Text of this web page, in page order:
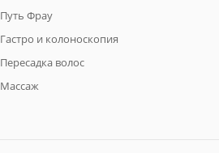
Путь Фрау
Гастро и колоноскопия
Пересадка волос
Массаж